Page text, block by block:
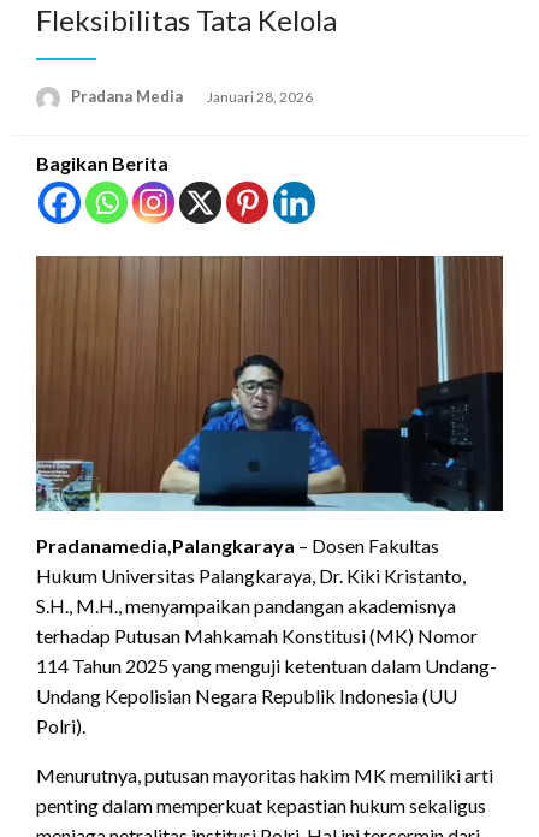
Fleksibilitas Tata Kelola
Pradana Media Januari 28, 2026
Bagikan Berita
Pradanamedia,Palangkaraya – Dosen Fakultas
Hukum Universitas Palangkaraya, Dr. Kiki Kristanto,
S.H., M.H., menyampaikan pandangan akademisnya
terhadap Putusan Mahkamah Konstitusi (MK) Nomor
114 Tahun 2025 yang menguji ketentuan dalam Undang-
Undang Kepolisian Negara Republik Indonesia (UU
Polri).
Menurutnya, putusan mayoritas hakim MK memiliki arti
penting dalam memperkuat kepastian hukum sekaligus